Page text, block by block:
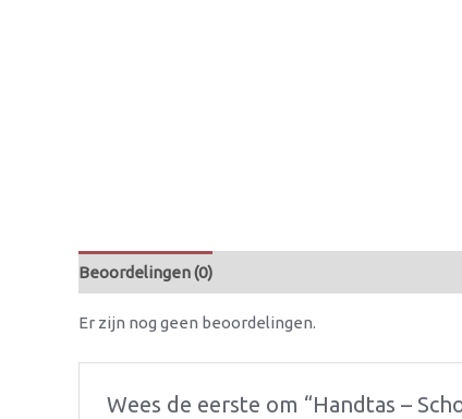
Beoordelingen (0)
Er zijn nog geen beoordelingen.
Wees de eerste om “Handtas –